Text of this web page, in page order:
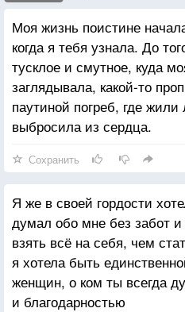
Моя жизнь поистине
когда я тебя узнала. До
тусклое и смутное, куда
заглядывала, какой-то
паутиной погреб, где
выбросила из сердца.
Сохранить
Я же в своей гордости
думал обо мне без забот
взять всё на себя, чем
я хотела быть
женщин, о ком ты всегда
и благодарностью